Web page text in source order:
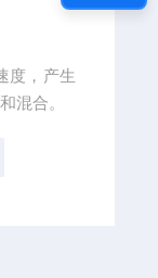
度，产生
混合。